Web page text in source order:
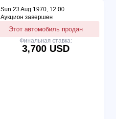
Sun 23 Aug 1970, 12:00
Аукцион завершен
Этот автомобиль продан
Финальная ставка:
3,700 USD